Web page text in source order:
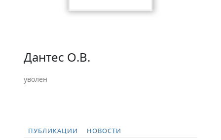
Дантес О.В.
уволен
ПУБЛИКАЦИИ НОВОСТИ